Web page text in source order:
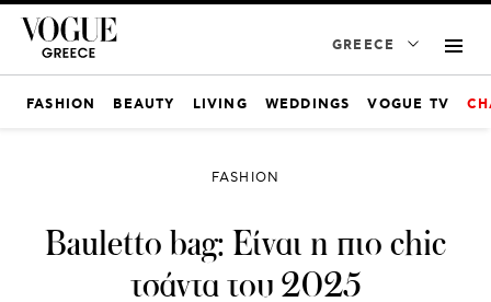
GREECE
FASHION BEAUTY LIVING WEDDINGS VOGUE TV
FASHION
Bauletto bag: Είναι η πιο chic
τσάντα του 2025